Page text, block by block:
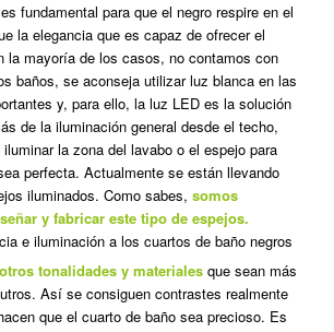
es fundamental para que el negro respire en el
la elegancia que es capaz de ofrecer el
la mayoría de los casos, no contamos con
baños, se aconseja utilizar luz blanca en las
y, para ello, la luz LED es la solución
de la iluminación general desde el techo,
la zona del lavabo o el espejo para
perfecta. Actualmente se están llevando
iluminados. Como sabes, somos
y fabricar este tipo de espejos.
e iluminación a los cuartos de baño negros
tonalidades y materialesque sean más
Así se consiguen contrastes realmente
que el cuarto de baño sea precioso. Es